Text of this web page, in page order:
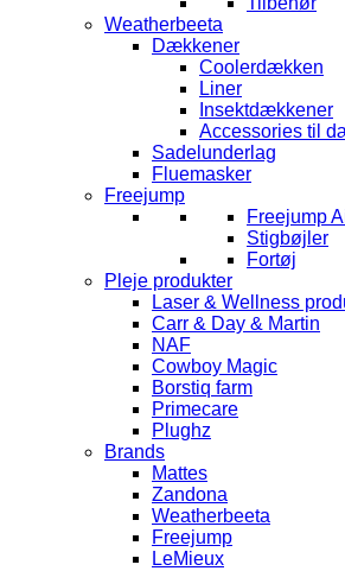
Weatherbeeta
Dækkener
Coolerdækken
Liner
Insektdækkener
Accessories til
Sadelunderlag
Fluemasker
Freejump
Freejump
Stigbøjler
Fortøj
Pleje produkter
Laser & Wellness
Carr & Day & Martin
NAF
Cowboy Magic
Borstiq farm
Primecare
Plughz
Brands
Mattes
Zandona
Weatherbeeta
Freejump
LeMieux